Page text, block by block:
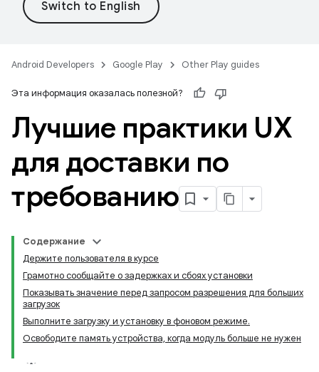
Android Developers Google Play Other Play guides
Эта информация оказалась полезной?
Лучшие практики UX
для доставки по
требованию
Содержание
Держите пользователя в курсе
Грамотно сообщайте о задержках и сбоях установки
Показывать значение перед запросом разрешения для больших
загрузок
Выполните загрузку и установку в фоновом режиме.
Освободите память устройства, когда модуль больше не нужен